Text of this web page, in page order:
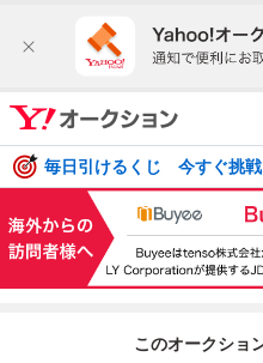
毎日引けるくじ 今すぐ挑戦
このオークショ